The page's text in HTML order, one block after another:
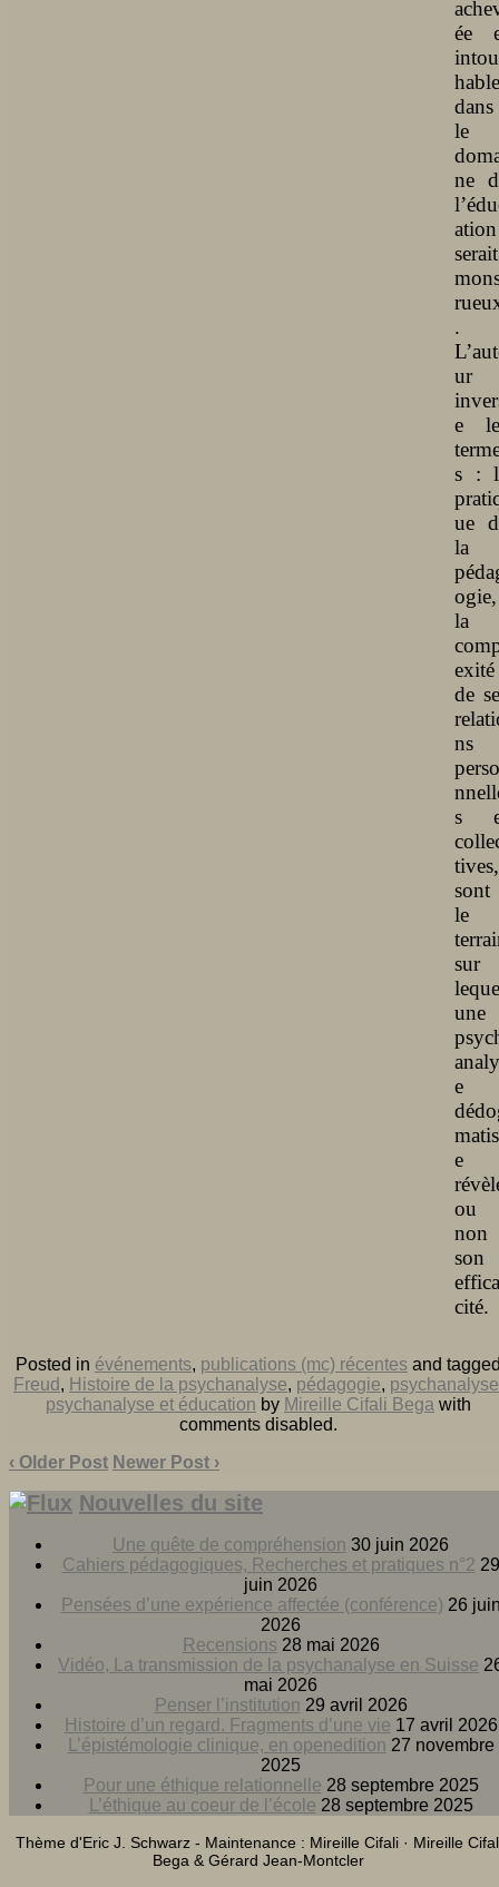
ée
hable
dans
le
ne
ation
serait
.
ur
e
s :
ue
la
ogie,
la
exité
de
ns
perso
s
tives,
sont
le
sur
une
e
e
ou
non
son
effica
cité.
Posted in événements, publications (mc) récentes and
Freud , Histoire de la psychanalyse, pédagogie, psychanalyse
psychanalyse et éducation by Mireille Cifali Bega with
comments disabled.
‹ Older Post Newer Post ›
Nouvelles du site
Une quête de compréhension 30 juin 2026
Cahiers pédagogiques, Recherches et pratiques n°2 29
juin 2026
Pensées d’une expérience affectée (conférence) 26
2026
Recensions 28 mai 2026
Vidéo, La transmission de la psychanalyse en Suisse
mai 2026
Penser l’institution 29 avril 2026
Histoire d’un regard. Fragments d’une vie 17 avril 2026
L’épistémologie clinique, en openedition 27 novembre
2025
Pour une éthique relationnelle 28 septembre 2025
L’éthique au coeur de l’école 28 septembre 2025
Thème d'Eric J. Schwarz - Maintenance : Mireille Cifali · Mireille
Bega & Gérard Jean-Montcler